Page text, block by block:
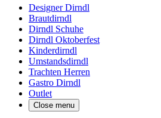
Designer Dirndl
Brautdirndl
Dirndl Schuhe
Dirndl Oktoberfest
Kinderdirndl
Umstandsdirndl
Trachten Herren
Gastro Dirndl
Outlet
Close menu